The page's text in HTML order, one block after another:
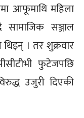
आफूमाथि महिला
सामाजिक सञ्जाल
। तर शुक्रवार
फुटेजपछि
उजुरी दिएकी